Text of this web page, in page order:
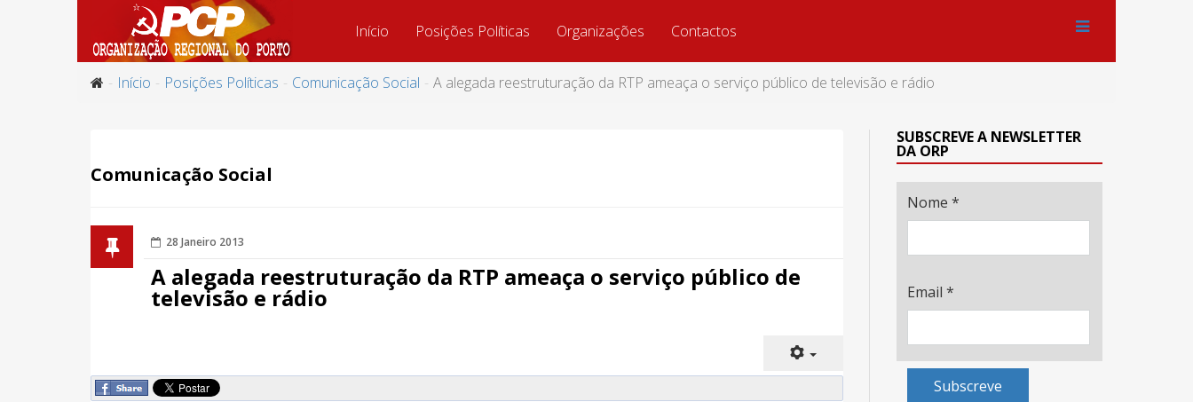
Início Posições Políticas Organizações Contactos
Início Posições Políticas Comunicação Social A alegada reestruturação da RTP ameaça o serviço público de televisão e rádio
Comunicação Social
28 Janeiro 2013
A alegada reestruturação da RTP ameaça o serviço público de
televisão e rádio
SUBSCREVE A NEWSLETTER
DA ORP
Nome *
Email *
Subscreve